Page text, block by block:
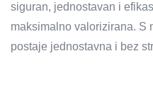
siguran, jednostavan i
maksimalno valorizirana. S
postaje jednostavna i bez